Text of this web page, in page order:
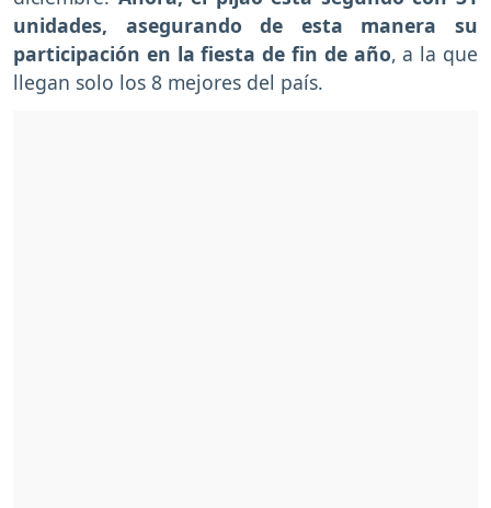
unidades, asegurando de esta manera su
participación en la fiesta de fin de año, a la que
llegan solo los 8 mejores del país.